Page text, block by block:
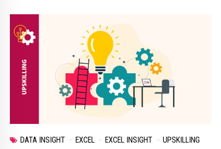
DATA INSIGHT EXCEL EXCEL INSIGHT UPSKILLING